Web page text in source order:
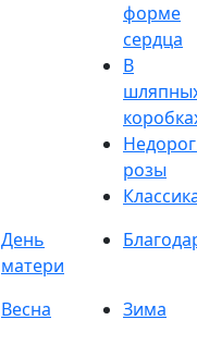
форме
сердца
В
розы
День
матери
Весна Зима